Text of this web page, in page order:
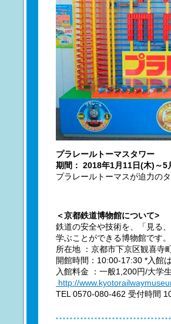
プラレールトーマスタワー
期間： 2018年1月11日(木)～5
プラレールトーマスが迫力の
＜京都鉄道博物館について>
鉄道の安全や技術を、「見る
学ぶことができる博物館です。
所在地 ：京都市下京区観喜寺
開館時間：10:00-17:30 *入館
入館料金 ：一般1,200円/大学
http://
TEL 0570-080-462 受付時間